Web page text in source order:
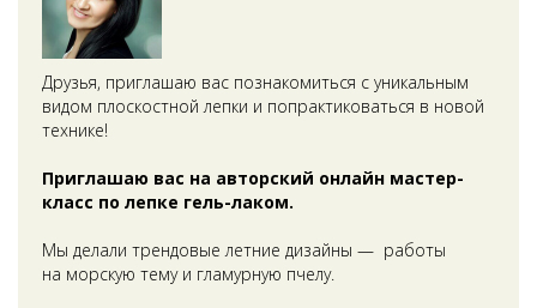
Друзья, приглашаю вас познакомиться с уникальным
видом плоскостной лепки и попрактиковаться в новой
технике!
Приглашаю вас на авторский онлайн мастер-
класс по лепке гель-лаком.
Мы делали трендовые летние дизайны — работы
на морскую тему и гламурную пчелу.